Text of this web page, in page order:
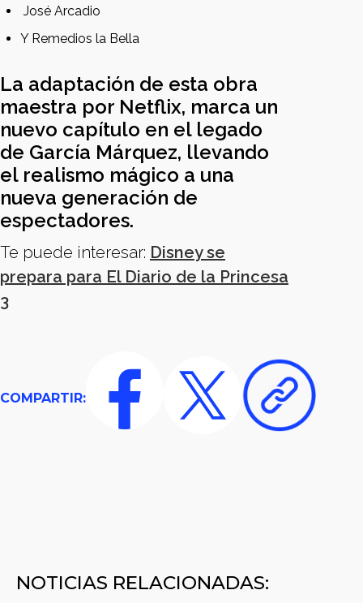
José Arcadio
Y Remedios la Bella
La adaptación de esta obra
maestra por Netflix, marca un
nuevo capítulo en el legado
de García Márquez, llevando
el realismo mágico a una
nueva generación de
espectadores.
Te puede interesar: Disney se
prepara para El Diario de la Princesa
3
COMPARTIR:
NOTICIAS RELACIONADAS: